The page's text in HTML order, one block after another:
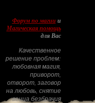
Форум по магиии
Магическая помощь
для Вас
Качественное
решение проблем:
любовная магия,
приворот,
отворот, заговор
на любовь, снятие
венца безбрачия